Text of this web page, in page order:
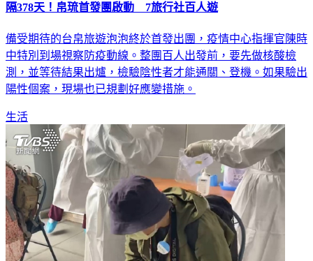
隔378天！帛琉首發團啟動 7旅行社百人遊
備受期待的台帛旅遊泡泡終於首發出團，疫情中心指揮官陳時
中特別到場視察防疫動線。整團百人出發前，要先做核酸檢
測，並等待結果出爐，檢驗陰性者才能通關、登機。如果驗出
陽性個案，現場也已規劃好應變措施。
生活